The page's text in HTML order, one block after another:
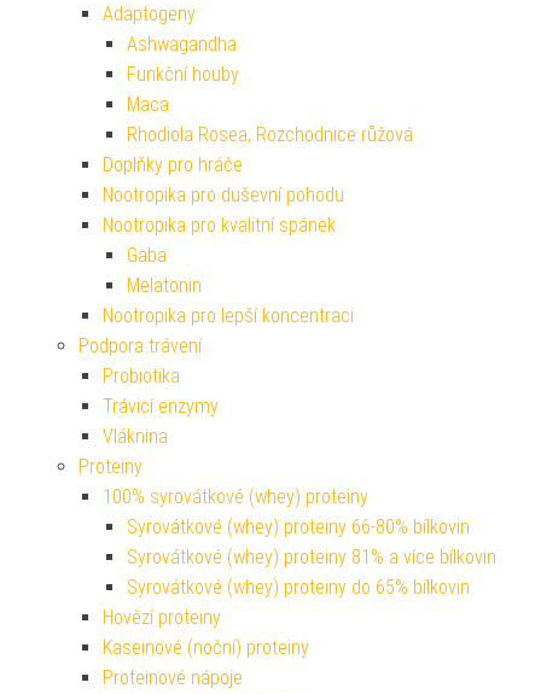
Adaptogeny
Ashwagandha
Funkční houby
Maca
Rhodiola Rosea, Rozchodnice růžová
Doplňky pro hráče
Nootropika pro duševní pohodu
Nootropika pro kvalitní spánek
Gaba
Melatonin
Nootropika pro lepší koncentraci
Podpora trávení
Probiotika
Trávicí enzymy
Vláknina
Proteiny
100% syrovátkové (whey) proteiny
Syrovátkové (whey) proteiny 66-80% bílkovin
Syrovátkové (whey) proteiny 81% a více bílkovin
Syrovátkové (whey) proteiny do 65% bílkovin
Hovězí proteiny
Kaseinové (noční) proteiny
Proteinové nápoje